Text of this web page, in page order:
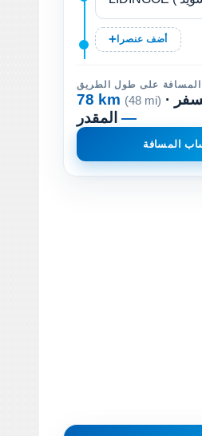
أضف عنصرا
المسافة على طول الطريق
78 km (48 mi) · وقت السفر
—
المسافة